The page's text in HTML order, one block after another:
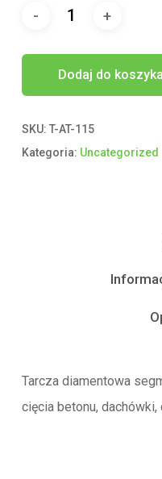
Dodaj do koszyka
SKU: T-AT-115
Kategoria: Uncategorized
Tarcza diamentowa
cięcia betonu, dachówki,